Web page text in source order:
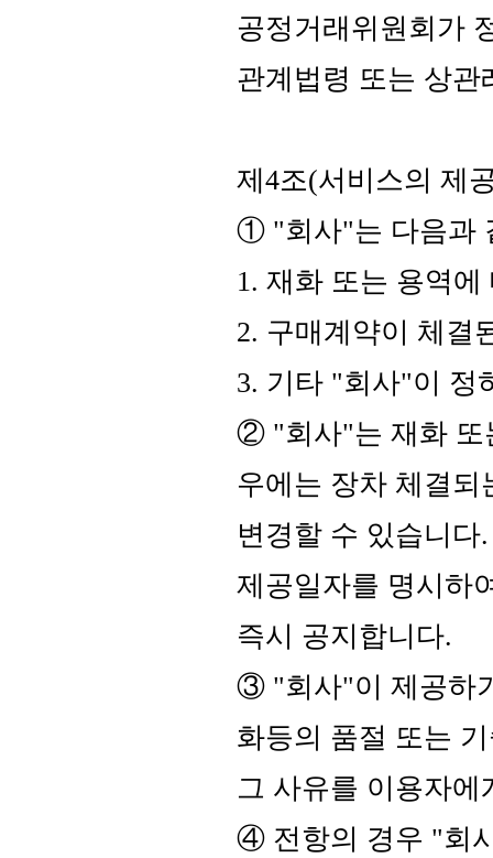
공정거래위원회가
관계법령 또는 상관
제4조(서비스의 제
① "회사"는 다음과
1. 재화 또는 용역
2. 구매계약이 체결
3. 기타 "회사"이 정
② "회사"는 재화 또
우에는 장차 체결
변경할 수 있습니
제공일자를 명시하
즉시 공지합니다.
③ "회사"이 제공하
화등의 품절 또는
그 사유를 이용자
④ 전항의 경우 "회